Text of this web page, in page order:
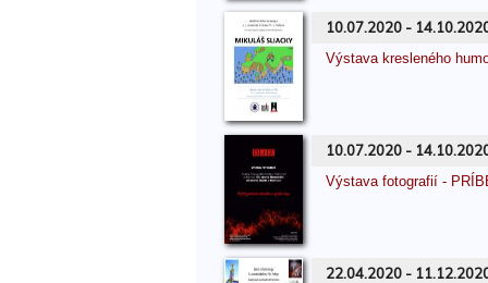
10.07.2020 -
Výstava kresleného
10.07.2020 -
Výstava fotografií -
22.04.2020 -